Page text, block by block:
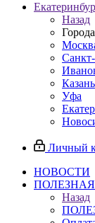
Назад
Города
Казань
Уфа
Личный
НОВОСТИ
Назад